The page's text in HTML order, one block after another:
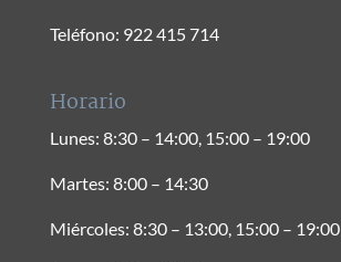
Teléfono: 922 415 714
Horario
Lunes: 8:30 – 14:00, 15:00 – 19:00
Martes: 8:00 – 14:30
Miércoles: 8:30 – 13:00, 15:00 – 19:00